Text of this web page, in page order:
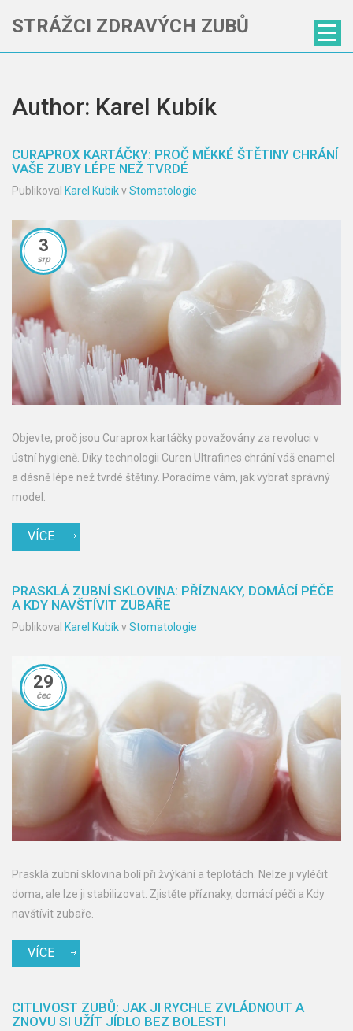
STRÁŽCI ZDRAVÝCH ZUBŮ
Author: Karel Kubík
CURAPROX KARTÁČKY: PROČ MĚKKÉ ŠTĚTINY CHRÁNÍ
VAŠE ZUBY LÉPE NEŽ TVRDÉ
Publikoval Karel KubíkvStomatologie
3
srp
Objevte, proč jsou Curaprox kartáčky považovány za revoluci v
ústní hygieně. Díky technologii Curen Ultrafines chrání váš enamel
a dásně lépe než tvrdé štětiny. Poradíme vám, jak vybrat správný
model.
VÍCE
PRASKLÁ ZUBNÍ SKLOVINA: PŘÍZNAKY, DOMÁCÍ PÉČE
A KDY NAVŠTÍVIT ZUBAŘE
Publikoval Karel KubíkvStomatologie
29
čec
Prasklá zubní sklovina bolí při žvýkání a teplotách. Nelze ji vyléčit
doma, ale lze ji stabilizovat. Zjistěte příznaky, domácí péči a Kdy
navštívit zubaře.
VÍCE
CITLIVOST ZUBŮ: JAK JI RYCHLE ZVLÁDNOUT A
ZNOVU SI UŽÍT JÍDLO BEZ BOLESTI